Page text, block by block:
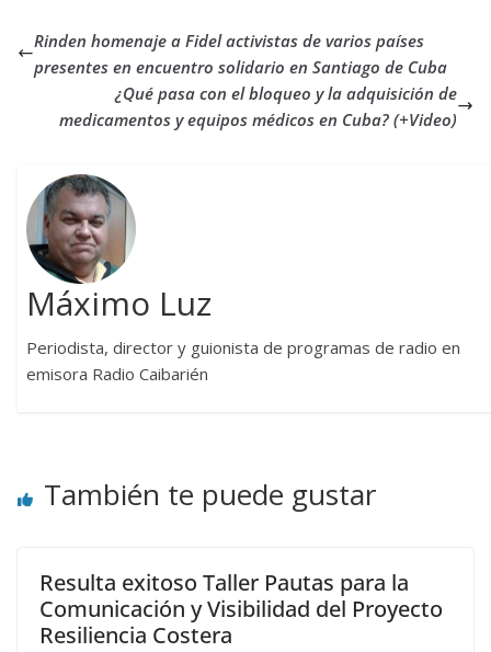
Rinden homenaje a Fidel activistas de varios países
presentes en encuentro solidario en Santiago de Cuba
¿Qué pasa con el bloqueo y la adquisición de
medicamentos y equipos médicos en Cuba? (+Video)
Máximo Luz
Periodista, director y guionista de programas de radio en
emisora Radio Caibarién
También te puede gustar
Resulta exitoso Taller Pautas para la
Comunicación y Visibilidad del Proyecto
Resiliencia Costera